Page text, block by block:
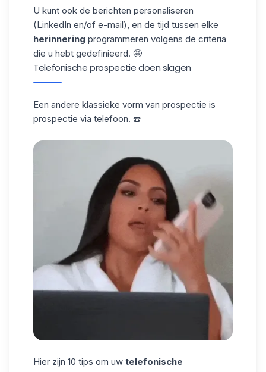
U kunt ook de berichten personaliseren
(LinkedIn en/of e-mail), en de tijd tussen elke
herinnering programmeren volgens de criteria
die u hebt gedefinieerd. 🤩
Telefonische prospectie doen slagen
Een andere klassieke vorm van prospectie is
prospectie via telefoon. ☎️
Hier zijn 10 tips om uw telefonische